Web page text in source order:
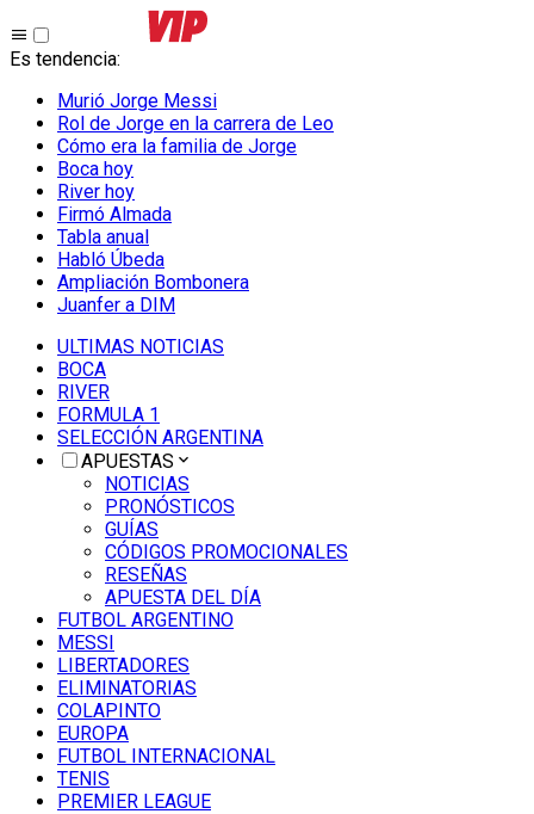
Es tendencia:
Murió Jorge Messi
Rol de Jorge en la carrera de Leo
Cómo era la familia de Jorge
Boca hoy
River hoy
Firmó Almada
Tabla anual
Habló Úbeda
Ampliación Bombonera
Juanfer a DIM
ULTIMAS NOTICIAS
BOCA
RIVER
FORMULA 1
SELECCIÓN ARGENTINA
APUESTAS
NOTICIAS
PRONÓSTICOS
GUÍAS
CÓDIGOS PROMOCIONALES
RESEÑAS
APUESTA DEL DÍA
FUTBOL ARGENTINO
MESSI
LIBERTADORES
ELIMINATORIAS
COLAPINTO
EUROPA
FUTBOL INTERNACIONAL
TENIS
PREMIER LEAGUE